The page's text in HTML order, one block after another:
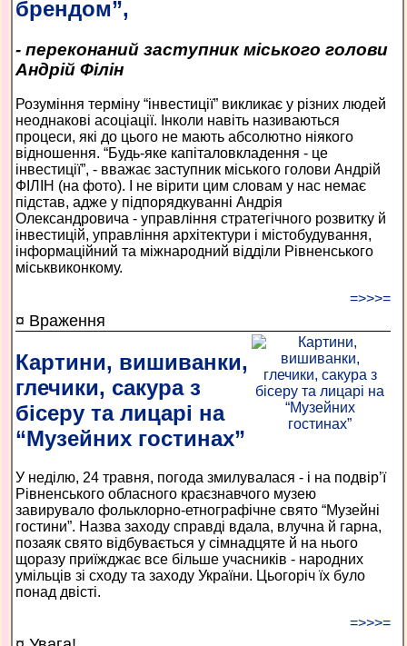
брендом”,
- переконаний заступник міського голови
Андрій Філін
Розуміння терміну “інвестиції” викликає у різних людей
неоднакові асоціації. Інколи навіть називаються
процеси, які до цього не мають абсолютно ніякого
відношення. “Будь-яке капіталовкладення - це
інвестиції”, - вважає заступник міського голови Андрій
ФІЛІН (на фото). І не вірити цим словам у нас немає
підстав, адже у підпорядкуванні Андрія
Олександровича - управління стратегічного розвитку й
інвестицій, управління архітектури і містобудування,
інформаційний та міжнародний відділи Рівненського
міськвиконкому.
=>>>=
¤ Враження
Картини, вишиванки,
глечики, сакура з
бісеру та лицарі на
“Музейних гостинах”
У неділю, 24 травня, погода змилувалася - і на подвір’ї
Рівненського обласного краєзнавчого музею
завирувало фольклорно-етнографічне свято “Музейні
гостини”. Назва заходу справді вдала, влучна й гарна,
позаяк свято відбувається у сімнадцяте й на нього
щоразу приїжджає все більше учасників - народних
умільців зі сходу та заходу України. Цьогоріч їх було
понад двісті.
=>>>=